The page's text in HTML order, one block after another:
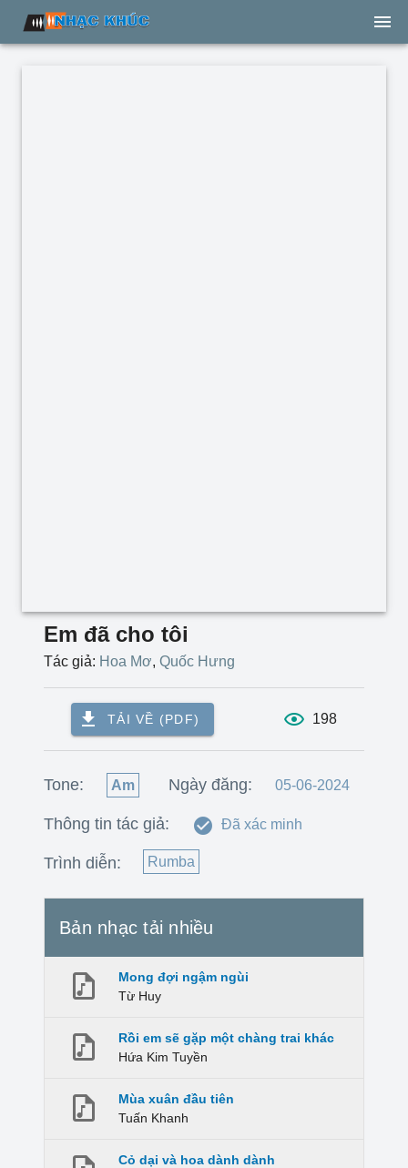
Em đã cho tôi
Tác giả: Hoa Mơ, Quốc Hưng
TẢI VỀ (PDF) 198
Tone: Am Ngày đăng: 05-06-2024
Thông tin tác giả: Đã xác minh
Trình diễn: Rumba
Bản nhạc tải nhiều
Mong đợi ngậm ngùi
Từ Huy
Rồi em sẽ gặp một chàng trai khác
Hứa Kim Tuyền
Mùa xuân đầu tiên
Tuấn Khanh
Cỏ dại và hoa dành dành